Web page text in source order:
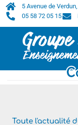
5 Avenue de
05 58 72 05 15
Toute l'actualité